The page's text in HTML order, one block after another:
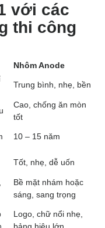
với các
thi công
Nhôm Anode
Trung bình, nhẹ, bền
Cao, chống ăn mòn
tốt
10 – 15 năm
Tốt, nhẹ, dễ uốn
Bề mặt nhám hoặc
sáng, sang trọng
Logo, chữ nổi nhẹ,